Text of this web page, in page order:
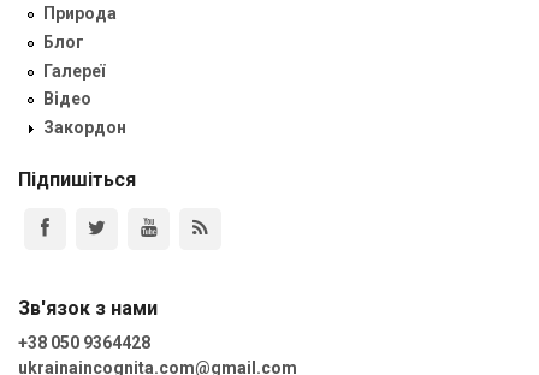
Природа
Блог
Галереї
Відео
Закордон
Підпишіться
Зв'язок з нами
+38 050 9364428
ukrainaincognita.com@gmail.com